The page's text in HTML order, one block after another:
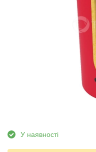
У наявності